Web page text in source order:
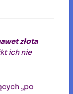
złota
ich nie
„po